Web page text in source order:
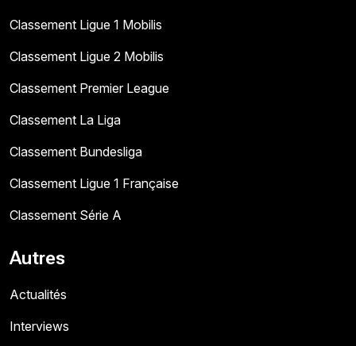
Classement Ligue 1 Mobilis
Classement Ligue 2 Mobilis
Classement Premier League
Classement La Liga
Classement Bundesliga
Classement Ligue 1 Française
Classement Série A
Autres
Actualités
Interviews